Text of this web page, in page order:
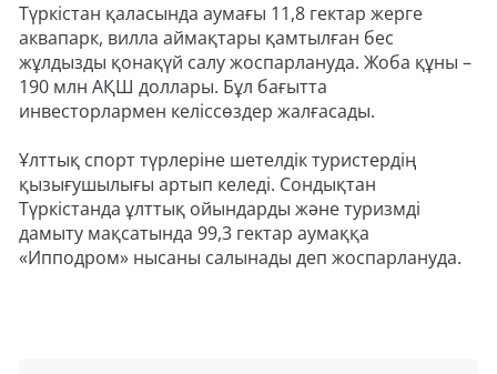
Түркістан қаласында аумағы 11,8 гектар жерге
аквапарк, вилла аймақтары қамтылған бес
жұлдызды қонақүй салу жоспарлануда. Жоба құны –
190 млн АҚШ доллары. Бұл бағытта
инвесторлармен келіссөздер жалғасады.
Ұлттық спорт түрлеріне шетелдік туристердің
қызығушылығы артып келеді. Сондықтан
Түркістанда ұлттық ойындарды және туризмді
дамыту мақсатында 99,3 гектар аумаққа
«Ипподром» нысаны салынады деп жоспарлануда.